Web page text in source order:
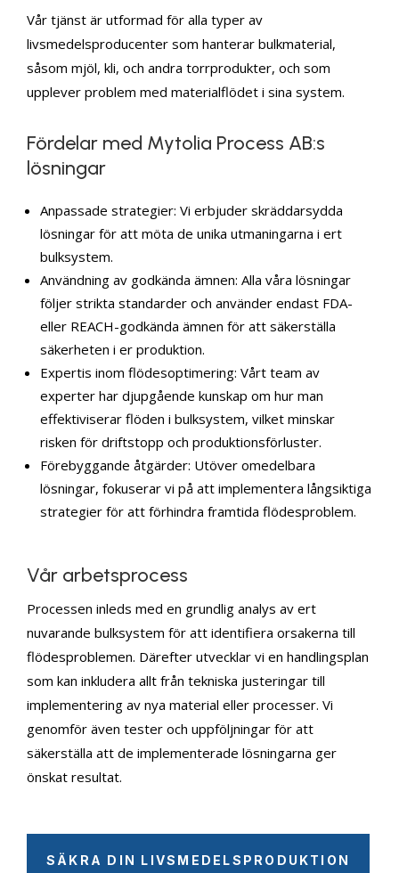
Vår tjänst är utformad för alla typer av
livsmedelsproducenter som hanterar bulkmaterial,
såsom mjöl, kli, och andra torrprodukter, och som
upplever problem med materialflödet i sina system.
Fördelar med Mytolia Process AB:s
lösningar
Anpassade strategier: Vi erbjuder skräddarsydda
lösningar för att möta de unika utmaningarna i ert
bulksystem.
Användning av godkända ämnen: Alla våra lösningar
följer strikta standarder och använder endast FDA-
eller REACH-godkända ämnen för att säkerställa
säkerheten i er produktion.
Expertis inom flödesoptimering: Vårt team av
experter har djupgående kunskap om hur man
effektiviserar flöden i bulksystem, vilket minskar
risken för driftstopp och produktionsförluster.
Förebyggande åtgärder: Utöver omedelbara
lösningar, fokuserar vi på att implementera långsiktiga
strategier för att förhindra framtida flödesproblem.
Vår arbetsprocess
Processen inleds med en grundlig analys av ert
nuvarande bulksystem för att identifiera orsakerna till
flödesproblemen. Därefter utvecklar vi en handlingsplan
som kan inkludera allt från tekniska justeringar till
implementering av nya material eller processer. Vi
genomför även tester och uppföljningar för att
säkerställa att de implementerade lösningarna ger
önskat resultat.
SÄKRA DIN LIVSMEDELSPRODUKTION